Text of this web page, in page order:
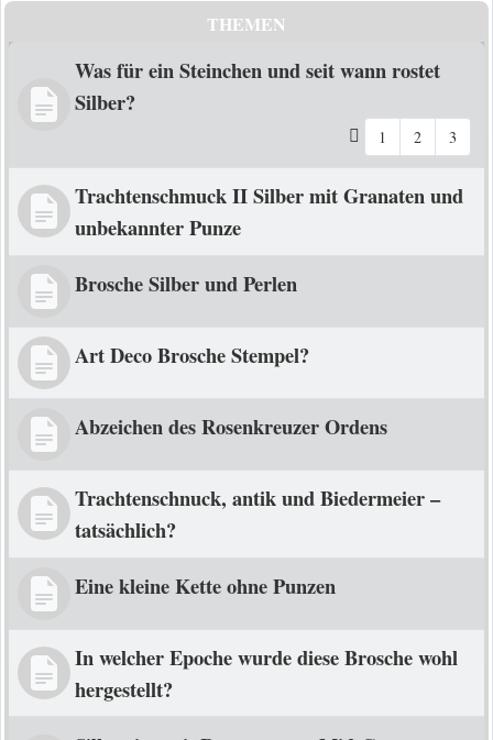
THEMEN
Was für ein Steinchen und seit wann rostet
Silber?
1 2 3
Trachtenschmuck II Silber mit Granaten und
unbekannter Punze
Brosche Silber und Perlen
Art Deco Brosche Stempel?
Abzeichen des Rosenkreuzer Ordens
Trachtenschnuck, antik und Biedermeier –
tatsächlich?
Eine kleine Kette ohne Punzen
In welcher Epoche wurde diese Brosche wohl
hergestellt?